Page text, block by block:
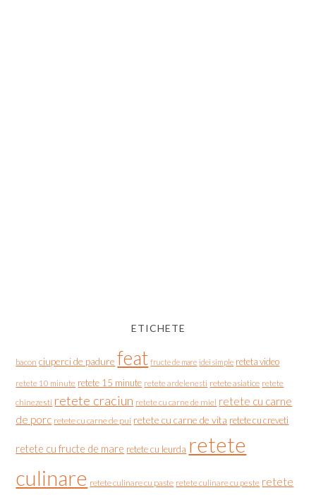
ETICHETE
bacon ciuperci de padure feat fructe de mare idei simple reteta video
retete 10 minute retete 15 minute retete ardelenesti retete asiatice retete
chinezesti retete craciun retete cu carne de miel retete cu carne
de porc retete cu carne de pui retete cu carne de vita retete cu creveti
retete cu fructe de mare retete cu leurda retete
culinare retete culinare cu paste retete culinare cu peste retete